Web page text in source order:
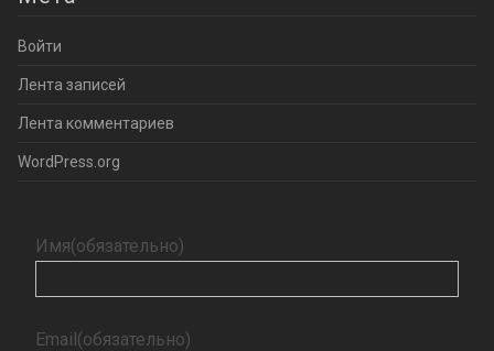
Войти
Лента записей
Лента комментариев
WordPress.org
Имя(обязательно)
Email(обязательно)